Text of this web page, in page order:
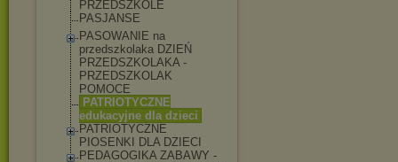
PRZEDSZKOLE
PASJANSE
PASOWANIE na
przedszkolaka DZIEŃ
PRZEDSZKOLAKA -
PRZEDSZKOLAK
POMOCE
PATRIOTYCZNE
edukacyjne dla dzieci
PATRIOTYCZNE
PIOSENKI DLA DZIECI
PEDAGOGIKA ZABAWY -